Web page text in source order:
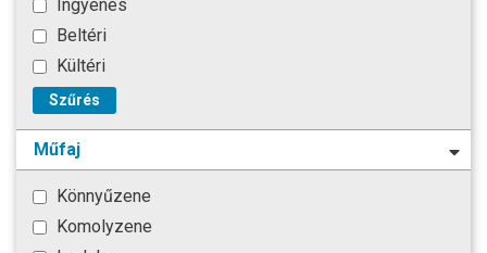
Ingyenes
Beltéri
Kültéri
Szűrés
Műfaj
Könnyűzene
Komolyzene